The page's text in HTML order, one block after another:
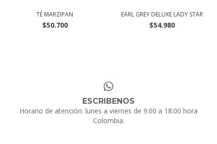
TÉ MARZIPAN
$50.700
EARL GREY DELUXE LADY STAR
$54.980
ESCRIBENOS
Horario de atención: lunes a viernes de 9:00 a 18:00 hora
Colombia.